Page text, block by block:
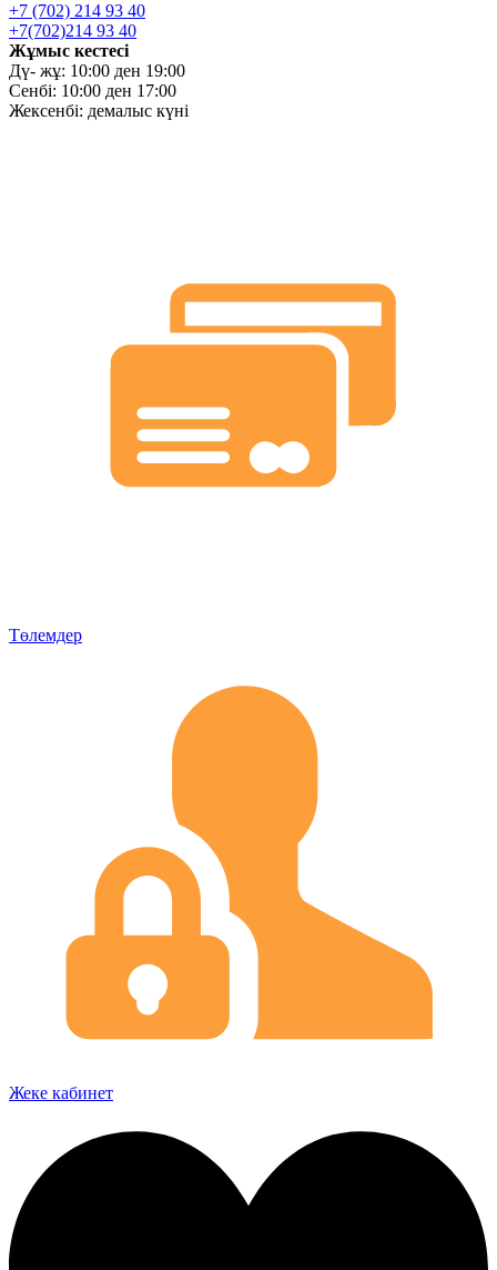
+7 (702) 214 93 40
+7(702)214 93 40
Жұмыс кестесі
Дү- жұ: 10:00 ден 19:00
Сенбі: 10:00 ден 17:00
Жексенбі: демалыс күні
Төлемдер
Жеке кабинет